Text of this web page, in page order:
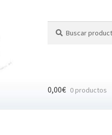
por:
0,00€ 0 productos